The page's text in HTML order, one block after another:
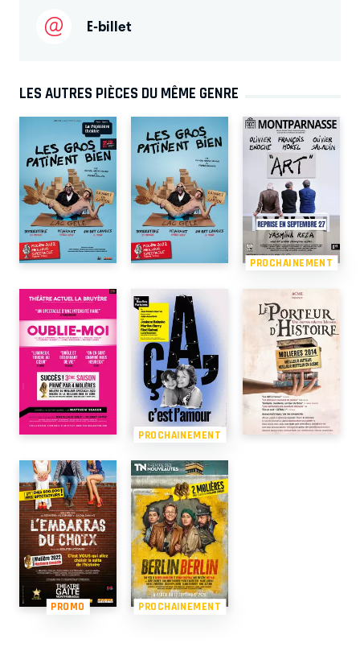
E-billet
LES AUTRES PIÈCES DU MÊME GENRE
PROCHAINEMENT
PROCHAINEMENT
PROMO PROCHAINEMENT